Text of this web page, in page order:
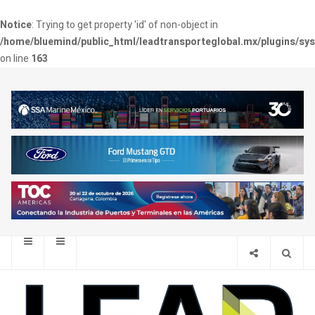
Notice: Trying to get property 'id' of non-object in
/home/bluemind/public_html/leadtransporteglobal.mx/plugins/
on line 163